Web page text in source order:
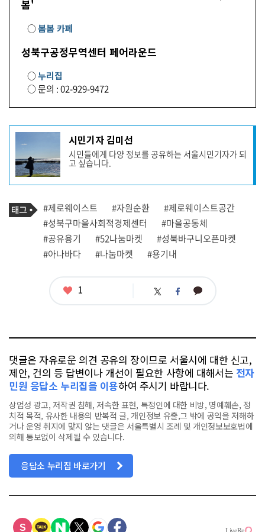
봄'
○봄봄 카페
성북구공정무역센터 페어라운드
○누리집
○ 문의 : 02-929-9472
기
사
작
성
자
프
필
시민기자 김미선
시민들에게 다양 정보를 공유하는 서울시민기자가 되
고 싶습니다.
사
관
련
태
그
태
그
#제로웨이스트 #자원순환
#제로웨이스트공간
#성북구마을사회적경제센터
#마을공동체
#공유용기
#52나눔마켓
#성북바구니오픈마켓
#아나바다
#나눔마켓 #용기내
좋1 트 페 카
댓글은 자유로운 의견 공유의 장이므로 서울시에 대한 신고,
제안, 건의 등 답변이나 개선이 필요한 사항에 대해서는 전자
민원 응답소 누리집을 이용하여 주시기 바랍니다.
상업성 광고, 저작권 침해, 저속한 표현, 특정인에 대한 비방, 명예훼손, 정
치적 목적, 유사한 내용의 반복적 글, 개인정보 유출,그 밖에 공익을 저해하
거나 운영 취지에 맞지 않는 댓글은 서울특별시 조례 및 개인정보보호법에
의해 통보없이 삭제될 수 있습니다.
응답소 누리집 바로가기